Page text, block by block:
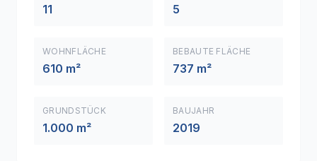
11 5
WOHNFLÄCHE
610 m²
BEBAUTE FLÄCHE
737 m²
GRUNDSTÜCK
1.000 m²
BAUJAHR
2019